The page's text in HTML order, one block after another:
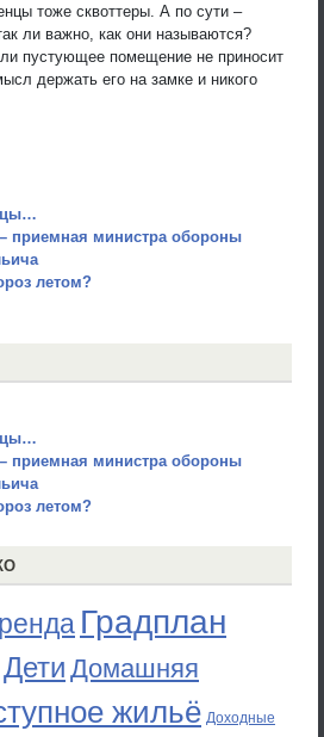
тоже сквоттеры. А по сути –
ли важно, как они называются?
пустующее помещение не приносит
держать его на замке и никого
приемная министра обороны
летом?
приемная министра обороны
летом?
Градплан
Дети Домашняя
жильё Доходные